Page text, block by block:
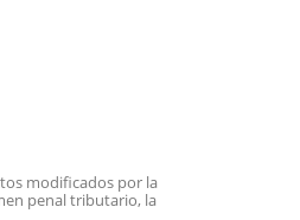
modificados por la
penal tributario, la